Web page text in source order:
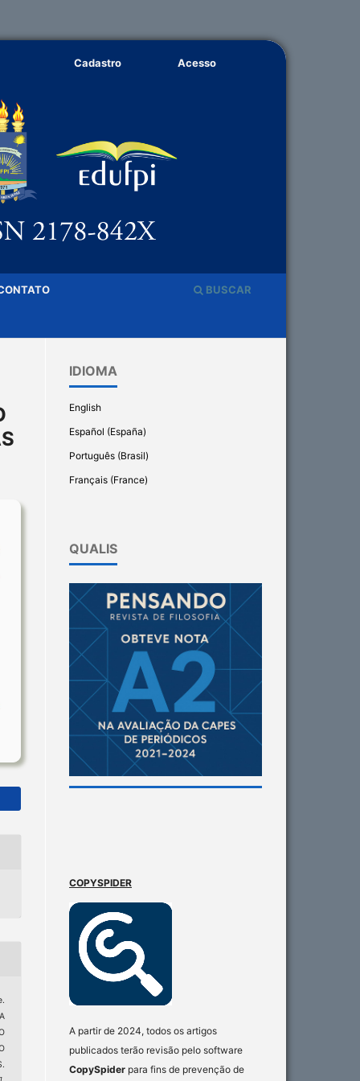
BUSCAR
Cadastro Acesso
IDIOMA
English
Español (España)
Português (Brasil)
Français (France)
QUALIS
COPYSPIDER
A partir de 2024, todos os artigos
publicados terão revisão pelo software
CopySpider para fins de prevenção de